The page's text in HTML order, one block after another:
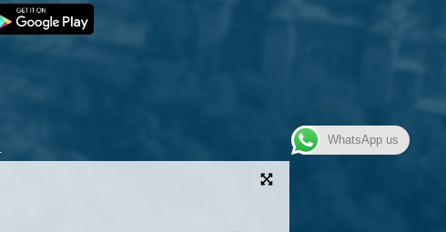
WhatsApp us